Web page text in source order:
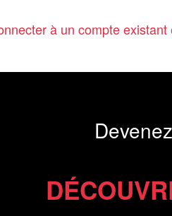
à un compte existant